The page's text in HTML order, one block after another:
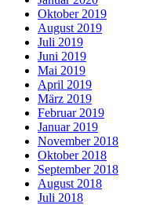
Oktober 2019
August 2019
Juli 2019
Juni 2019
Mai 2019
April 2019
März 2019
Februar 2019
Januar 2019
November 2018
Oktober 2018
September 2018
August 2018
Juli 2018